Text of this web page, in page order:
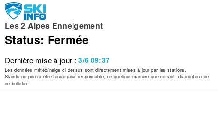
Les 2 Alpes Enneigement
Status: Fermée
Dernière mise à jour :3/6 09:37
Les données météo/neige ci dessus sont directement mises à jour par les stations.
Skiinfo ne pourra être tenue pour responsable, de quelque manière que ce soit, du contenu de
ce bulletin.